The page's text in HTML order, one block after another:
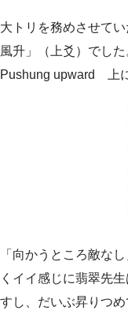
大トリを務めさせて
風升」（上爻）でした
Pushung upward 上
「向かうところ敵な
くイイ感じに翡翠先
すし、だいぶ昇りつ